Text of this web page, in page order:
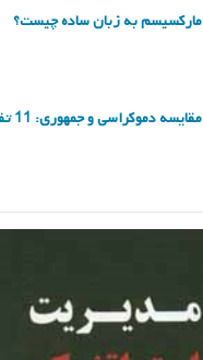
مارکسیسم به زبان ساده چیست؟
مقایسه دموکراسی و جمهوری: 11 تفاوت کلیدی